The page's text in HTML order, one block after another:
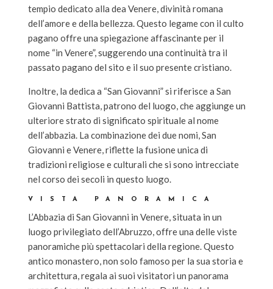
tempio dedicato alla dea Venere, divinità romana
dell’amore e della bellezza. Questo legame con il culto
pagano offre una spiegazione affascinante per il
nome “in Venere”, suggerendo una continuità tra il
passato pagano del sito e il suo presente cristiano.
Inoltre, la dedica a “San Giovanni” si riferisce a San
Giovanni Battista, patrono del luogo, che aggiunge un
ulteriore strato di significato spirituale al nome
dell’abbazia. La combinazione dei due nomi, San
Giovanni e Venere, riflette la fusione unica di
tradizioni religiose e culturali che si sono intrecciate
nel corso dei secoli in questo luogo.
VISTA PANORAMICA
L’Abbazia di San Giovanni in Venere, situata in un
luogo privilegiato dell’Abruzzo, offre una delle viste
panoramiche più spettacolari della regione. Questo
antico monastero, non solo famoso per la sua storia e
architettura, regala ai suoi visitatori un panorama